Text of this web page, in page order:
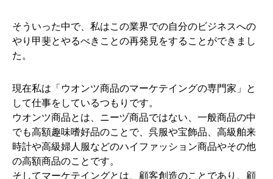
そういった中で、私はこの業界での自分のビジネスへの
やり甲斐とやるべきことの再発見をすることができまし
た。
現在私は「ウオンツ商品のマーケテイングの専門家」と
して仕事をしているつもりです。
ウオンツ商品とは、ニーヅ商品ではない、一般商品の中
でも高額趣味嗜好品のことで、呉服や宝飾品、高級舶来
時計や高級婦人服などのハイファッション商品やその他
の高額商品のことです。
そしてマーケテイングとは、顧客創造のことであり、顧